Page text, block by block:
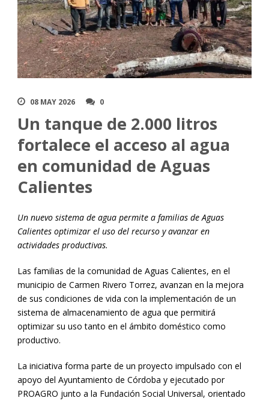
08 MAY 2026 0
Un tanque de 2.000 litros
fortalece el acceso al agua
en comunidad de Aguas
Calientes
Un nuevo sistema de agua permite a familias de Aguas
Calientes optimizar el uso del recurso y avanzar en
actividades productivas.
Las familias de la comunidad de Aguas Calientes, en el
municipio de Carmen Rivero Torrez, avanzan en la mejora
de sus condiciones de vida con la implementación de un
sistema de almacenamiento de agua que permitirá
optimizar su uso tanto en el ámbito doméstico como
productivo.
La iniciativa forma parte de un proyecto impulsado con el
apoyo del Ayuntamiento de Córdoba y ejecutado por
PROAGRO junto a la Fundación Social Universal, orientado